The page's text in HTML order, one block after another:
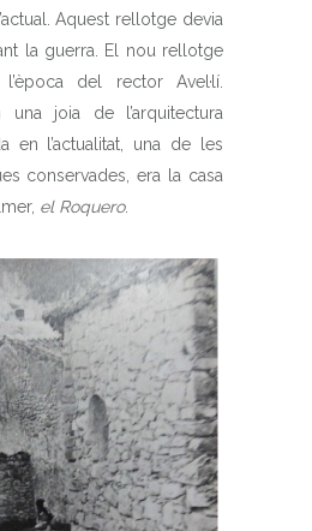
Aquest rellotge devia
la guerra. El nou rellotge
del rector Avel·lí.
una joia de l’arquitectura
en l’actualitat, una de les
conservades, era la casa
el Roquero.